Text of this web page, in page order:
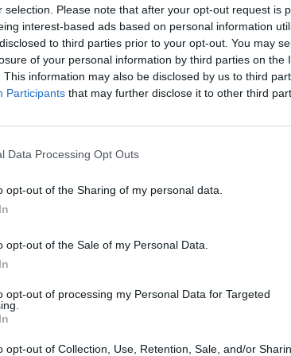
selection. Please note that after your opt-out request is
interest-based ads based on personal information
to third parties prior to your opt-out. You may
of your personal information by third parties on the
This information may also be disclosed by us to third
Participants that may further disclose it to other third
Data Processing Opt Outs
opt-out of the Sharing of my personal data.
opt-out of the Sale of my Personal Data.
opt-out of processing my Personal Data for Targeted
opt-out of Collection, Use, Retention, Sale, and/or
industriální město, následně město
centrum tehdejšího komunistického
svobodná, tápající 90. léta ani
21. století, kdy se Ostrava stává kulturním
umění v novém Československu. Je
duch první republiky i tehdejší víra v kulturu a
Josef Pleskot, který mimo jiné navrhl
označovanou jako Bílý stín. „
je na Domě umění dodnes mimořádně
vždy glosují určité historické období Ostravy a
historici Martin Jemelka a Petr
v Ostravě Jiří Jůza, kurátorka Renata
Stanislav Kolíbal, básník Petr Hruška, architekt
či Hana Puchová a další.
také v roli koproducenta. „
který propojuje společenské události,
vzlety a pády dává jednoznačný vzkaz o
a nutnosti o ni neustále usilovat
Jůza. „
a zároveň závazek být otevřenou institucí,